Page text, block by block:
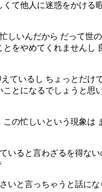
て他人に迷惑をかける
しいんだから だって世
をやめてくれませんし
ているし ちょっとだけ
とになるでしょうと思
の忙しいという現象は
いると言わざるを得な
いと言っちゃうと話に